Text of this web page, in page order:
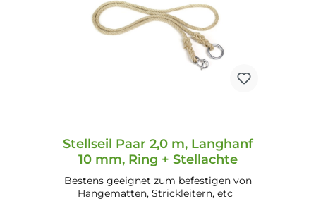
Stellseil Paar 2,0 m, Langhanf
10 mm, Ring + Stellachte
Bestens geeignet zum befestigen von
Hängematten, Strickleitern, etc